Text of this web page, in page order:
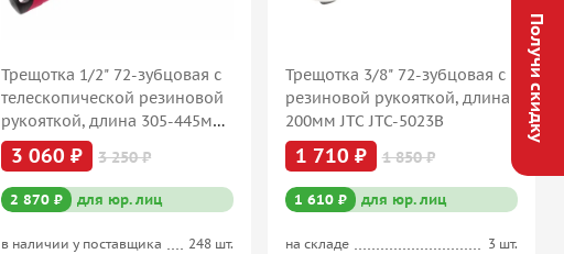
Трещотка 1/2" 72-зубцовая с
телескопической резиновой
рукояткой, длина 305-445мм
JTC JTC-5027
3 060 ₽ 3 250 ₽
2 870 ₽ для юр. лиц
в наличии у поставщика 248 шт.
Трещотка 3/8" 72-зубцовая с
резиновой рукояткой, длина
200мм JTC JTC-5023B
1 710 ₽ 1 850 ₽
1 610 ₽ для юр. лиц
на складе
3 шт.
Получи скидку